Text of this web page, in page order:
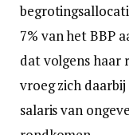
7% van het BBP
dat volgens haar
vroeg zich
salaris van